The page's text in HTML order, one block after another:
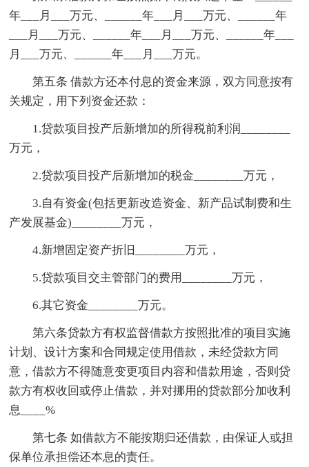
年___月___万元、______年___月___万元、______年
___月___万元、______年___月___万元、______年___
月___万元、______年___月___万元。
第五条 借款方还本付息的资金来源，双方同意按有
关规定，用下列资金还款：
1.贷款项目投产后新增加的所得税前利润________
万元，
2.贷款项目投产后新增加的税金________万元，
3.自有资金(包括更新改造资金、新产品试制费和生
产发展基金)________万元，
4.新增固定资产折旧________万元，
5.贷款项目交主管部门的费用________万元，
6.其它资金________万元。
第六条贷款方有权监督借款方按照批准的项目实施
计划、设计方案和合同规定使用借款，未经贷款方同
意，借款方不得随意变更项目内容和借款用途，否则贷
款方有权收回或停止借款，并对挪用的贷款部分加收利
息____%
第七条 如借款方不能按期归还借款，由保证人或担
保单位承担偿还本息的责任。